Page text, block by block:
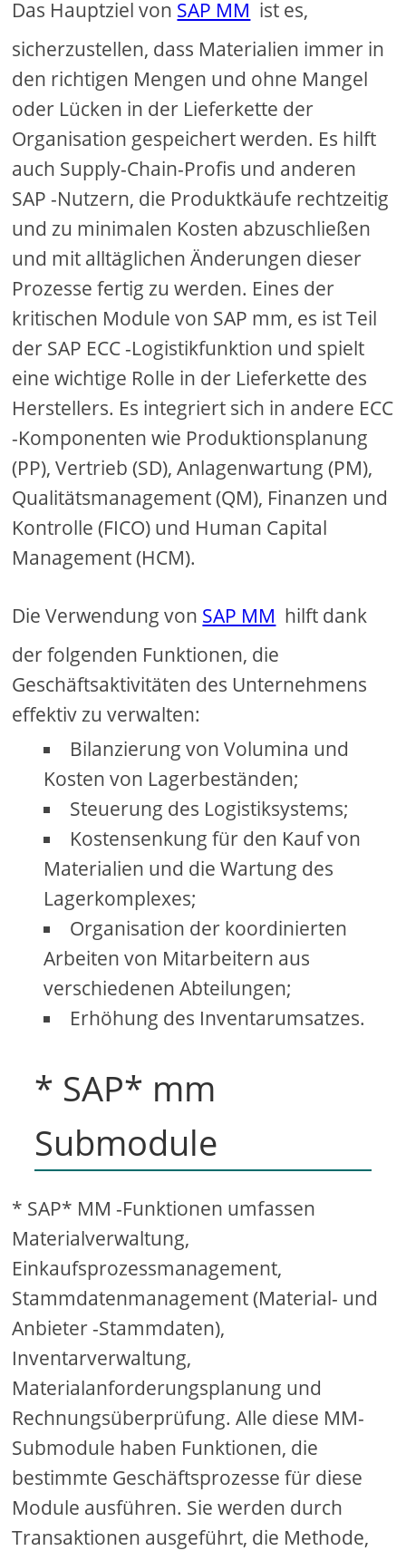
Das Hauptziel von SAP MM ist es,
sicherzustellen, dass Materialien immer in
den richtigen Mengen und ohne Mangel
oder Lücken in der Lieferkette der
Organisation gespeichert werden. Es hilft
auch Supply-Chain-Profis und anderen
SAP -Nutzern, die Produktkäufe rechtzeitig
und zu minimalen Kosten abzuschließen
und mit alltäglichen Änderungen dieser
Prozesse fertig zu werden. Eines der
kritischen Module von SAP mm, es ist Teil
der SAP ECC -Logistikfunktion und spielt
eine wichtige Rolle in der Lieferkette des
Herstellers. Es integriert sich in andere ECC
-Komponenten wie Produktionsplanung
(PP), Vertrieb (SD), Anlagenwartung (PM),
Qualitätsmanagement (QM), Finanzen und
Kontrolle (FICO) und Human Capital
Management (HCM).
Die Verwendung von SAP MM hilft dank
der folgenden Funktionen, die
Geschäftsaktivitäten des Unternehmens
effektiv zu verwalten:
Bilanzierung von Volumina und
Kosten von Lagerbeständen;
Steuerung des Logistiksystems;
Kostensenkung für den Kauf von
Materialien und die Wartung des
Lagerkomplexes;
Organisation der koordinierten
Arbeiten von Mitarbeitern aus
verschiedenen Abteilungen;
Erhöhung des Inventarumsatzes.
* SAP* mm
Submodule
* SAP* MM -Funktionen umfassen
Materialverwaltung,
Einkaufsprozessmanagement,
Stammdatenmanagement (Material- und
Anbieter -Stammdaten),
Inventarverwaltung,
Materialanforderungsplanung und
Rechnungsüberprüfung. Alle diese MM-
Submodule haben Funktionen, die
bestimmte Geschäftsprozesse für diese
Module ausführen. Sie werden durch
Transaktionen ausgeführt, die Methode,